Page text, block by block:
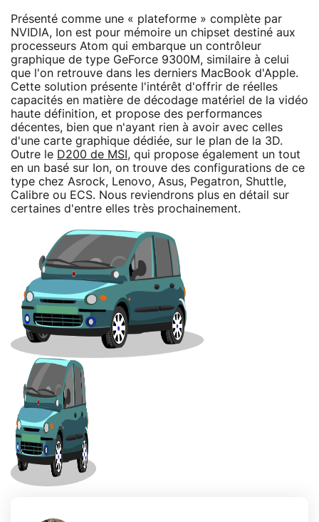
Présenté comme une « plateforme » complète par
NVIDIA, Ion est pour mémoire un chipset destiné aux
processeurs Atom qui embarque un contrôleur
graphique de type GeForce 9300M, similaire à celui
que l'on retrouve dans les derniers MacBook d'Apple.
Cette solution présente l'intérêt d'offrir de réelles
capacités en matière de décodage matériel de la vidéo
haute définition, et propose des performances
décentes, bien que n'ayant rien à avoir avec celles
d'une carte graphique dédiée, sur le plan de la 3D.
Outre le D200 de MSI , qui propose également un tout
en un basé sur Ion, on trouve des configurations de ce
type chez Asrock, Lenovo, Asus, Pegatron, Shuttle,
Calibre ou ECS. Nous reviendrons plus en détail sur
certaines d'entre elles très prochainement.